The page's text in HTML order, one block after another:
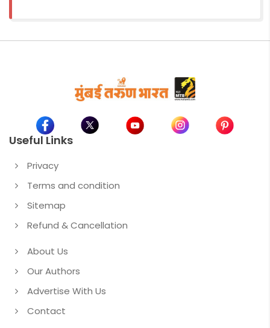
Useful Links
Privacy
Terms and condition
Sitemap
Refund & Cancellation
About Us
Our Authors
Advertise With Us
Contact